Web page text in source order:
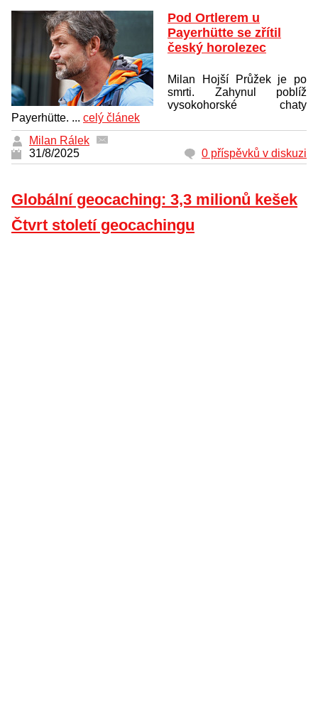
Pod Ortlerem u
Payerhütte se zřítil
český horolezec
Milan Hojší Průžek je po
smrti. Zahynul poblíž
vysokohorské chaty
Payerhütte. ... celý článek
Milan Rálek
31/8/2025
0 příspěvků v diskuzi
Globální geocaching: 3,3 milionů kešek
Čtvrt století geocachingu